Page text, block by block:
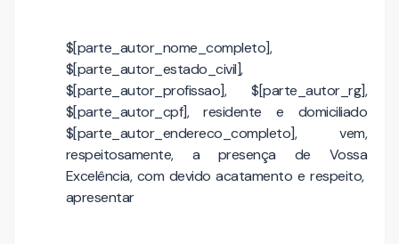
$[parte_autor_nome_completo],
$[parte_autor_estado_civil],
$[parte_autor_profissao], $[parte_autor_rg],
$[parte_autor_cpf], residente e domiciliado
$[parte_autor_endereco_completo], vem,
respeitosamente, a presença de Vossa
Excelência, com devido acatamento e respeito,
apresentar